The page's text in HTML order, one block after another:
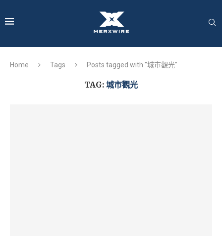
Home Tags Posts tagged with "城市觀光"
TAG: 城市觀光